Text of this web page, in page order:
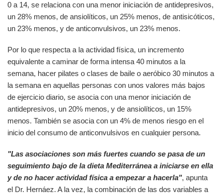
0 a 14, se relaciona con una menor iniciación de antidepresivos,
un 28% menos, de ansiolíticos, un 25% menos, de antisicóticos,
un 23% menos, y de anticonvulsivos, un 23% menos.
Por lo que respecta a la actividad física, un incremento
equivalente a caminar de forma intensa 40 minutos a la
semana, hacer pilates o clases de baile o aeróbico 30 minutos a
la semana en aquellas personas con unos valores más bajos
de ejercicio diario, se asocia con una menor iniciación de
antidepresivos, un 20% menos, y de ansiolíticos, un 15%
menos. También se asocia con un 4% de menos riesgo en el
inicio del consumo de anticonvulsivos en cualquier persona.
"Las asociaciones son más fuertes cuando se pasa de un
seguimiento bajo de la dieta Mediterránea a iniciarse en ella
y de no hacer actividad física a empezar a hacerla", apunta
el Dr. Hernáez. A la vez, la combinación de las dos variables a